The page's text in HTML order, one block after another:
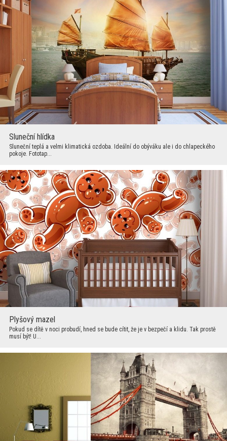
Sluneční hlídka
Sluneční teplá a velmi klimatická ozdoba. Ideální do obýváku ale i do chlapeckého
pokoje. Fototap...
Plyšový mazel
Pokud se dítě v noci probudí, hned se bude cítit, že je v bezpečí a klidu. Tak prostě
musí být! U...